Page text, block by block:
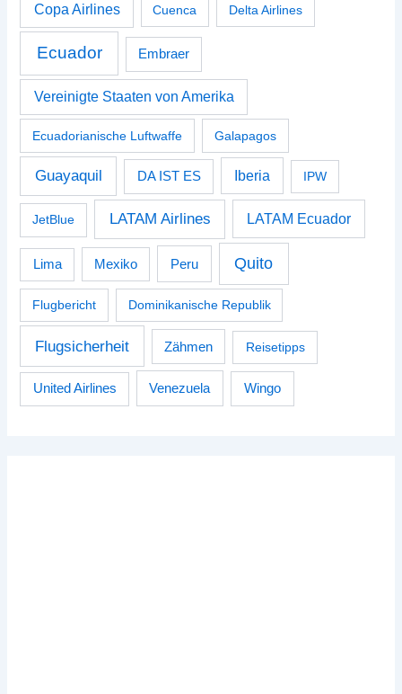
Copa Airlines Cuenca Delta Airlines
Ecuador Embraer
Vereinigte Staaten von Amerika
Ecuadorianische Luftwaffe Galapagos
Guayaquil DA IST ES Iberia IPW
JetBlue LATAM Airlines LATAM Ecuador
Lima Mexiko Peru Quito
Flugbericht Dominikanische Republik
Flugsicherheit Zähmen Reisetipps
United Airlines Venezuela Wingo